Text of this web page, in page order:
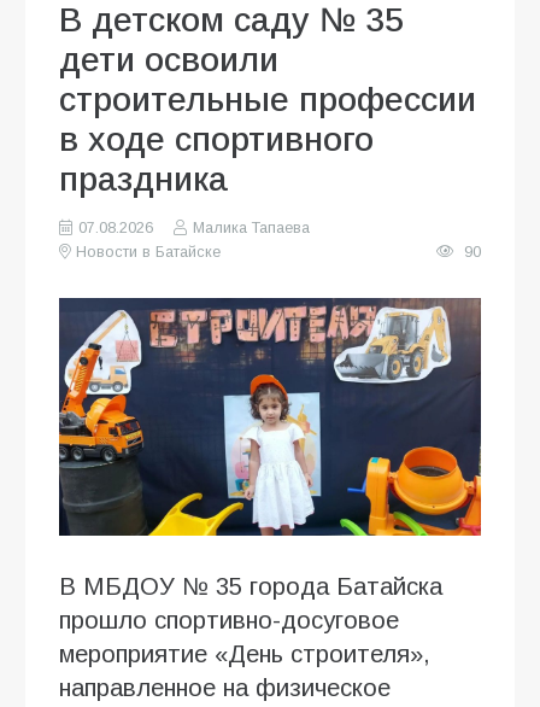
В детском саду № 35
дети освоили
строительные профессии
в ходе спортивного
праздника
07.08.2026
Малика Тапаева
Новости в Батайске
90
В МБДОУ № 35 города Батайска
прошло спортивно-досуговое
мероприятие «День строителя»,
направленное на физическое